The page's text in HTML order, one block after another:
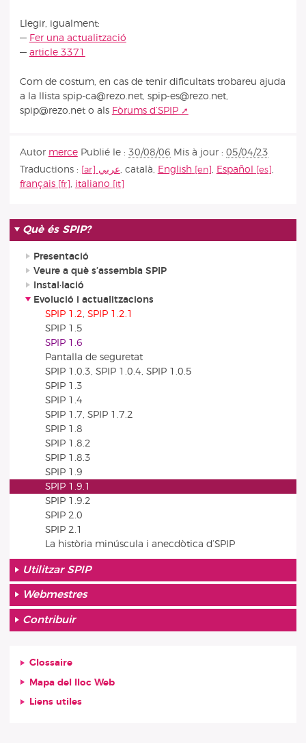
Llegir, igualment:
— Fer una actualització
— article 3371
Com de costum, en cas de tenir dificultats trobareu ajuda
a la llista spip-ca@rezo.net, spip-es@rezo.net,
spip@rezo.net o als Fòrums d’SPIP
Autor merce Publié le : 30/08/06 Mis à jour : 05/04/23
Traductions :
عربي, català, English , Español
,
français
, italiano
Què és SPIP?
Presentació
Veure a què s’assembla SPIP
Instal·lació
Evolució i actualitzacions
SPIP 1.2 ,SPIP 1.2.1
SPIP 1.5
SPIP 1.6
Pantalla de seguretat
SPIP 1.0.3, SPIP 1.0.4, SPIP 1.0.5
SPIP 1.3
SPIP 1.4
SPIP 1.7, SPIP 1.7.2
SPIP 1.8
SPIP 1.8.2
SPIP 1.8.3
SPIP 1.9
SPIP 1.9.1
SPIP 1.9.2
SPIP 2.0
SPIP 2.1
La història minúscula i anecdòtica d’SPIP
Utilitzar SPIP
Webmestres
Contribuir
Glossaire
Mapa del lloc Web
Liens utiles